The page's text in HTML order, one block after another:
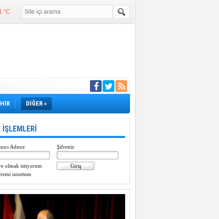
°C
girdi
DİĞER »
İŞLEMLERİ
Adınız Şifreniz
olmak istiyorum
unuttum